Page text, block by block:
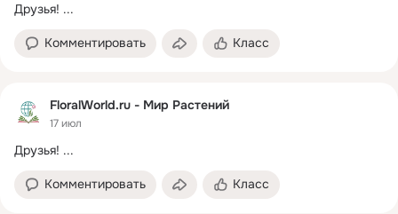
Друзья! ...
Комментировать Класс
FloralWorld.ru - Мир Растений
17 июл
Друзья! ...
Комментировать Класс